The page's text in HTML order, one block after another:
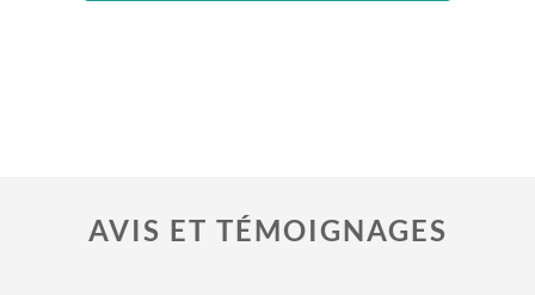
AVIS ET TÉMOIGNAGES